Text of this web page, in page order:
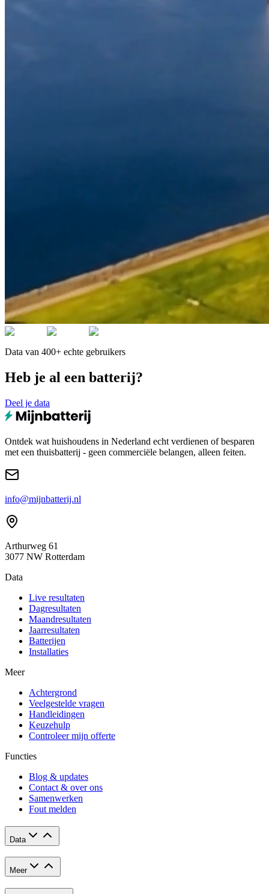
Data van 400+ echte gebruikers
Heb je al een batterij?
Deel je data
Ontdek wat huishoudens in Nederland echt verdienen of besparen
met een thuisbatterij - geen commerciële belangen, alleen feiten.
info@mijnbatterij.nl
Arthurweg 61
3077 NW Rotterdam
Data
Live resultaten
Dagresultaten
Maandresultaten
Jaarresultaten
Batterijen
Installaties
Meer
Achtergrond
Veelgestelde vragen
Handleidingen
Keuzehulp
Controleer mijn offerte
Functies
Blog & updates
Contact & over ons
Samenwerken
Fout melden
Data
Meer